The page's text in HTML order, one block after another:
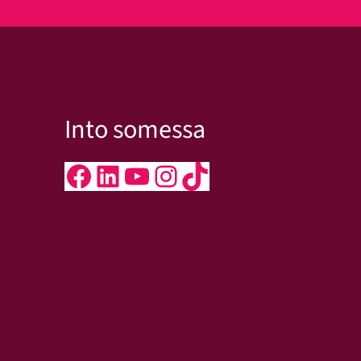
Into somessa
Facebook LinkedIn YouTube InstagramTikTok